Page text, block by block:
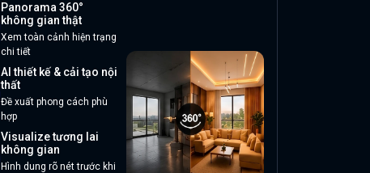
Panorama 360°
không gian thật
Xem toàn cảnh hiện trạng
chi tiết
AI thiết kế & cải tạo nội
thất
Đề xuất phong cách phù
hợp
Visualize tương lai
không gian
Hình dung rõ nét trước khi